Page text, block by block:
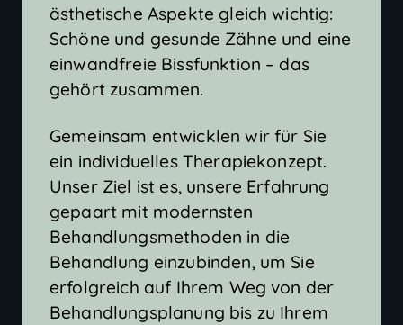
ästhetische Aspekte gleich wichtig:
Schöne und gesunde Zähne und eine
einwandfreie Bissfunktion – das
gehört zusammen.
Gemeinsam entwicklen wir für Sie
ein individuelles Therapiekonzept.
Unser Ziel ist es, unsere Erfahrung
gepaart mit modernsten
Behandlungsmethoden in die
Behandlung einzubinden, um Sie
erfolgreich auf Ihrem Weg von der
Behandlungsplanung bis zu Ihrem